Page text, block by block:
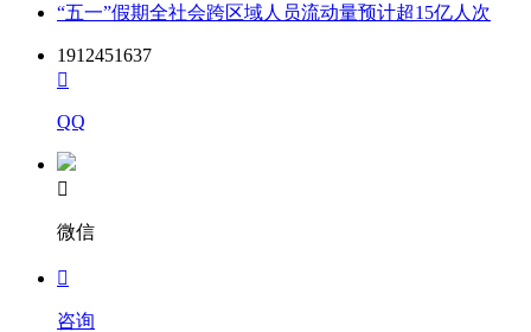
“五一”假期全社会跨区域人员流动量预计超15亿人次
1912451637

QQ

微信

咨询